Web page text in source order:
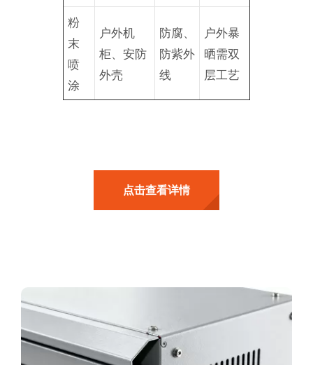
粉
末
喷
涂
户外机
柜、安防
外壳
防腐、
防紫外
线
户外暴
晒需双
层工艺
点击查看详情